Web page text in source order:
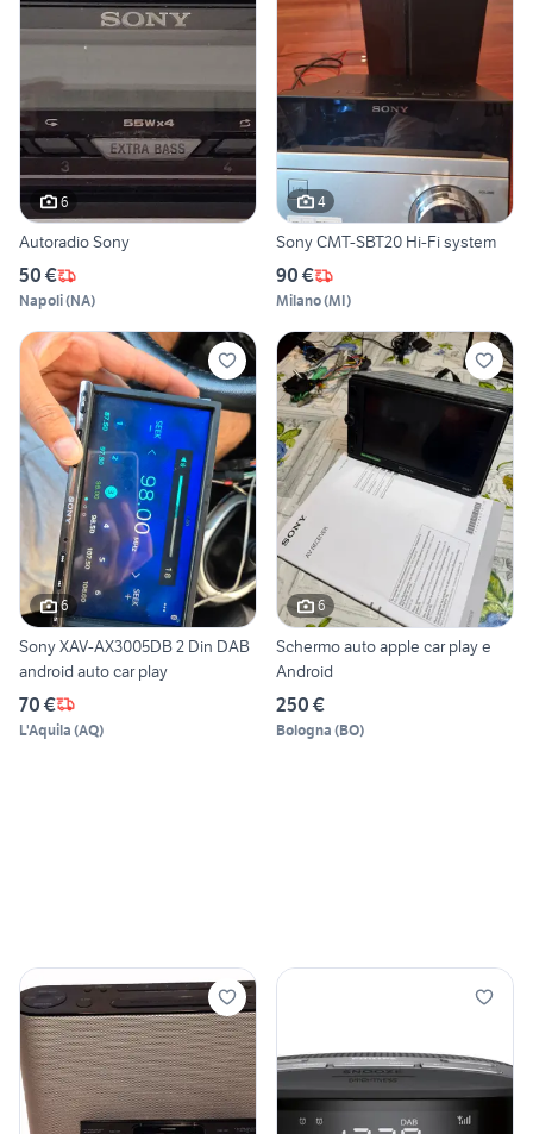
6
Autoradio Sony
50 €
Napoli(NA)
4
Sony CMT-SBT20 Hi-Fi system
90 €
Milano(MI)
6
Sony XAV-AX3005DB 2 Din DAB
android auto car play
70 €
L'Aquila (AQ)
6
Schermo auto apple car play e
Android
250 €
Bologna (BO)